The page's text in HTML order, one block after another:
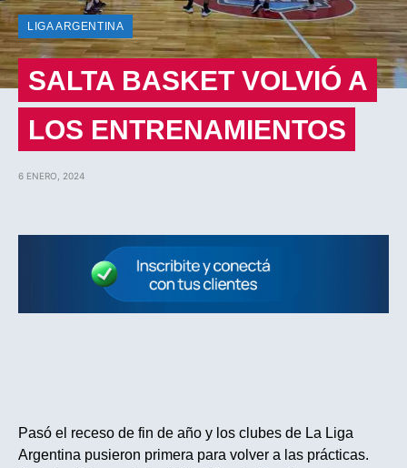
LIGA ARGENTINA
SALTA BASKET VOLVIÓ A
LOS ENTRENAMIENTOS
6 ENERO, 2024
Pasó el receso de fin de año y los clubes de La Liga
Argentina pusieron primera para volver a las prácticas.